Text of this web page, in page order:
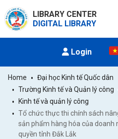
LIBRARY CENTER
DIGITAL LIBRARY
Login
Home
Đại học Kinh tế Quốc dân
Trường Kinh tế và Quản lý công
Kinh tế và quản lý công
Tổ chức thực thi chính sách
sản phẩm hàng hóa của doanh
quyền tỉnh Đắk Lắk